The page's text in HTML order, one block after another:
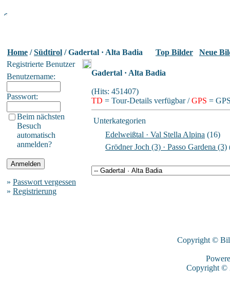
Home /Südtirol / Gadertal · Alta Badia Top Bilder
Neue
Registrierte Benutzer
Benutzername:
Passwort:
Beim nächsten
Besuch
automatisch
anmelden?
» Passwort vergessen
» Registrierung
Gadertal · Alta Badia
(Hits: 451407)
TD = Tour-Details verfügbar /GPS =
Unterkategorien
Edelweißtal · Val Stella Alpina (16)
Grödner Joch (3) · Passo Gardena (3)
Copyright ©
Copyright ©